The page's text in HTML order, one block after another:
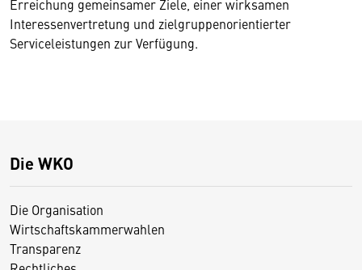
Erreichung gemeinsamer Ziele, einer wirksamen
Interessenvertretung und zielgruppenorientierter
Serviceleistungen zur Verfügung.
Die WKO
Die Organisation
Wirtschaftskammerwahlen
Transparenz